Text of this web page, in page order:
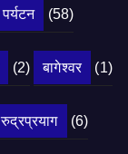
पर्यटन (58)
(2) बागेश्वर (1)
रुद्रप्रयाग (6)